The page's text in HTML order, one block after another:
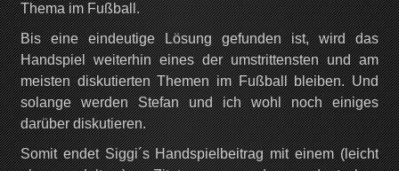
Thema im Fußball.
Bis eine eindeutige Lösung gefunden ist, wird das
Handspiel weiterhin eines der umstrittensten und am
meisten diskutierten Themen im Fußball bleiben. Und
solange werden Stefan und ich wohl noch einiges
darüber diskutieren.
Somit endet Siggi´s Handspielbeitrag mit einem (leicht